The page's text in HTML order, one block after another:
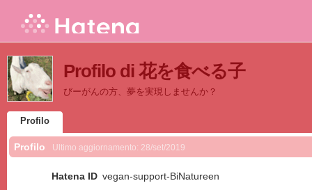
Profilo di 花を食べる子
びーがんの方、夢を実現しませんか？
Profilo
Profilo Ultimo aggiornamento: 28/set/2019
Hatena ID vegan-support-BiNatureen